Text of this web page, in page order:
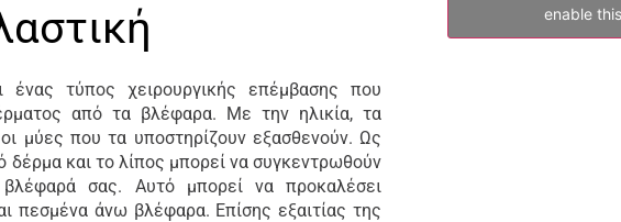
ένας τύπος χειρουργικής επέμβασης που
από τα βλέφαρα. Με την ηλικία, τα
μύες που τα υποστηρίζουν εξασθενούν. Ως
δέρμα και το λίπος μπορεί να συγκεντρωθούν
σας. Αυτό μπορεί να προκαλέσει
πεσμένα άνω βλέφαρα. Επίσης εξαιτίας της
enable